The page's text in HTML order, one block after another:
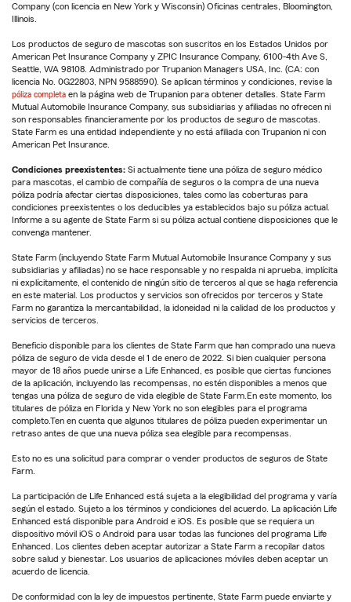
Company (con licencia en New York y Wisconsin) Oficinas centrales, Bloomington,
Illinois.
Los productos de seguro de mascotas son suscritos en los Estados Unidos por
American Pet Insurance Company y ZPIC Insurance Company, 6100-4th Ave S,
Seattle, WA 98108. Administrado por Trupanion Managers USA, Inc. (CA: con
licencia No. 0G22803, NPN 9588590). Se aplican términos y condiciones, revise la
póliza completa en la página web de Trupanion para obtener detalles. State Farm
Mutual Automobile Insurance Company, sus subsidiarias y afiliadas no ofrecen ni
son responsables financieramente por los productos de seguro de mascotas.
State Farm es una entidad independiente y no está afiliada con Trupanion ni con
American Pet Insurance.
Condiciones preexistentes: Si actualmente tiene una póliza de seguro médico
para mascotas, el cambio de compañía de seguros o la compra de una nueva
póliza podría afectar ciertas disposiciones, tales como las coberturas para
condiciones preexistentes o los deducibles ya establecidos bajo su póliza actual.
Informe a su agente de State Farm si su póliza actual contiene disposiciones que le
convenga mantener.
State Farm (incluyendo State Farm Mutual Automobile Insurance Company y sus
subsidiarias y afiliadas) no se hace responsable y no respalda ni aprueba, implícita
ni explícitamente, el contenido de ningún sitio de terceros al que se haga referencia
en este material. Los productos y servicios son ofrecidos por terceros y State
Farm no garantiza la mercantabilidad, la idoneidad ni la calidad de los productos y
servicios de terceros.
Beneficio disponible para los clientes de State Farm que han comprado una nueva
póliza de seguro de vida desde el 1 de enero de 2022. Si bien cualquier persona
mayor de 18 años puede unirse a Life Enhanced, es posible que ciertas funciones
de la aplicación, incluyendo las recompensas, no estén disponibles a menos que
tengas una póliza de seguro de vida elegible de State Farm.En este momento, los
titulares de póliza en Florida y New York no son elegibles para el programa
completo.Ten en cuenta que algunos titulares de póliza pueden experimentar un
retraso antes de que una nueva póliza sea elegible para recompensas.
Esto no es una solicitud para comprar o vender productos de seguros de State
Farm.
La participación de Life Enhanced está sujeta a la elegibilidad del programa y varía
según el estado. Sujeto a los términos y condiciones del acuerdo. La aplicación Life
Enhanced está disponible para Android e iOS. Es posible que se requiera un
dispositivo móvil iOS o Android para usar todas las funciones del programa Life
Enhanced. Los clientes deben aceptar autorizar a State Farm a recopilar datos
sobre salud y bienestar. Los usuarios de aplicaciones móviles deben aceptar un
acuerdo de licencia.
De conformidad con la ley de impuestos pertinente, State Farm puede enviarte y